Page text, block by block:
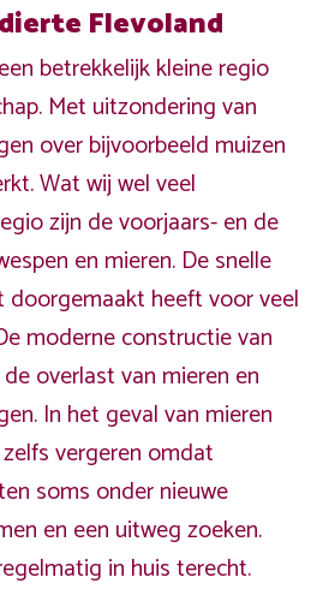
Flevoland
betrekkelijk kleine regio
Met uitzondering van
over bijvoorbeeld muizen
Wat wij wel veel
zijn de voorjaars- en de
en mieren. De snelle
doorgemaakt heeft voor veel
moderne constructie van
overlast van mieren en
In het geval van mieren
vergeren omdat
soms onder nieuwe
en een uitweg zoeken.
in huis terecht.